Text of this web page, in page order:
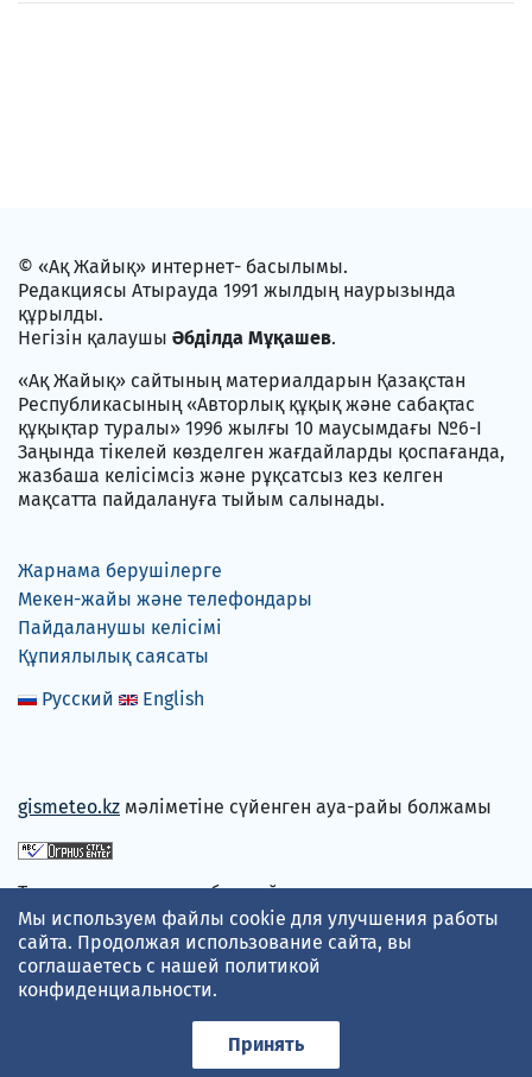
© «Ақ Жайық» интернет- басылымы.
Редакциясы Атырауда 1991 жылдың наурызында
құрылды.
Негізін қалаушы Әбділда Мұқашев.
«Ақ Жайық» сайтының материалдарын Қазақстан
Республикасының «Авторлық құқық және сабақтас
құқықтар туралы» 1996 жылғы 10 маусымдағы №6-I
Заңында тікелей көзделген жағдайларды қоспағанда,
жазбаша келісімсіз және рұқсатсыз кез келген
мақсатта пайдалануға тыйым салынады.
Жарнама берушілерге
Мекен-жайы және телефондары
Пайдаланушы келісімі
Құпиялылық саясаты
Русский
English
gismeteo.kz мәліметіне сүйенген ауа-райы болжамы
Төлем карталарын қабылдаймыз
Мы используем файлы cookie для улучшения работы
сайта. Продолжая использование сайта, вы
соглашаетесь с нашей политикой
конфиденциальности.
Принять